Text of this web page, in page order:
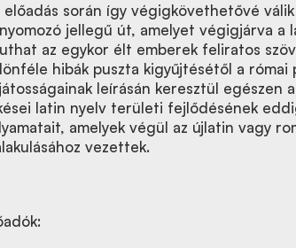
előadás során így végigkövethetővé
jellegű út, amelyet végigjárva a
az egykor élt emberek feliratos
hibák puszta kigyűjtésétől a római
leírásán keresztül
latin nyelv területi fejlődésének
amelyek végül az újlatin vagy
vezettek.